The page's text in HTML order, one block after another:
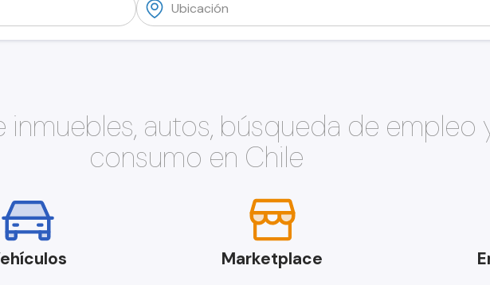
autos, búsqueda de empleo
consumo en Chile
Marketplace